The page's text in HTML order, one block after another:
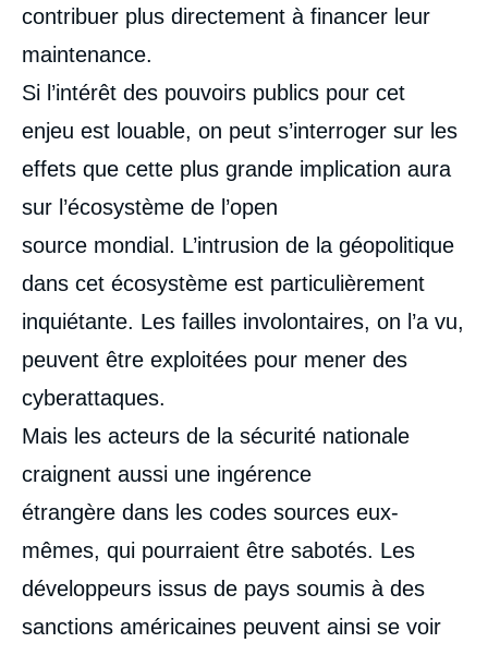
contribuer plus directement à financer leur
maintenance.
Si l’intérêt des pouvoirs publics pour cet
enjeu est louable, on peut s’interroger sur les
effets que cette plus grande implication aura
sur l’écosystème de l’open
source mondial. L’intrusion de la géopolitique
dans cet écosystème est particulièrement
inquiétante. Les failles involontaires, on l’a vu,
peuvent être exploitées pour mener des
cyberattaques.
Mais les acteurs de la sécurité nationale
craignent aussi une ingérence
étrangère dans les codes sources eux-
mêmes, qui pourraient être sabotés. Les
développeurs issus de pays soumis à des
sanctions américaines peuvent ainsi se voir